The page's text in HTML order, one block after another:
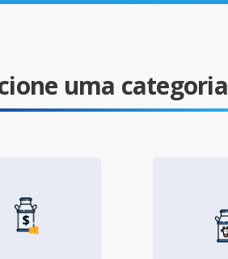
uma categoria